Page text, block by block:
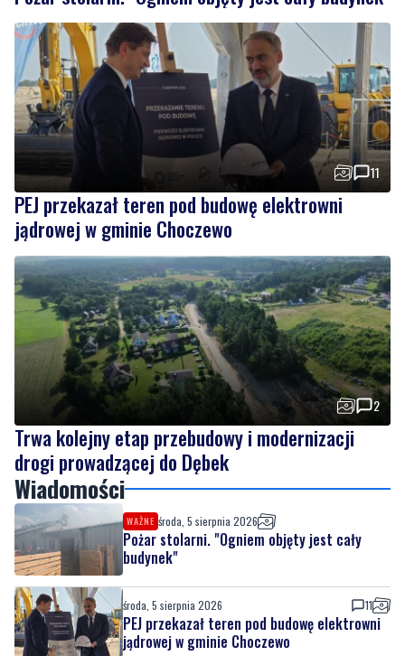
11
PEJ przekazał teren pod budowę elektrowni
jądrowej w gminie Choczewo
2
Trwa kolejny etap przebudowy i modernizacji
drogi prowadzącej do Dębek
Wiadomości
WAŻNE środa, 5 sierpnia 2026
Pożar stolarni. "Ogniem objęty jest cały
budynek"
środa, 5 sierpnia 2026 11
PEJ przekazał teren pod budowę elektrowni
jądrowej w gminie Choczewo